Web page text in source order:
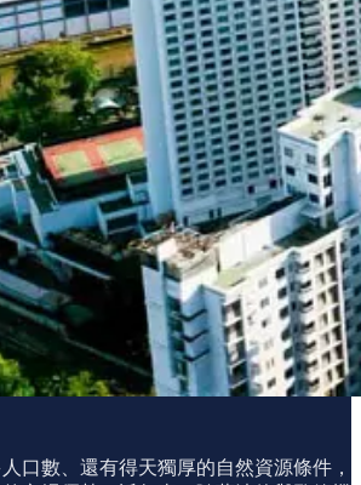
口數、還有得天獨厚的自然資源條件，